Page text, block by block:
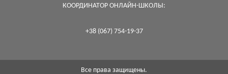
КООРДИНАТОР ОНЛАЙН-ШКОЛЫ:
+38 (067) 754-19-37
Все права защищены.